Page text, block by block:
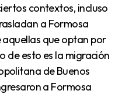
contextos, incluso
a Formosa
que optan por
de esto es la migración
de Buenos
a Formosa